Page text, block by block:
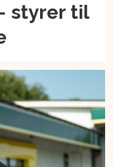
styrer til